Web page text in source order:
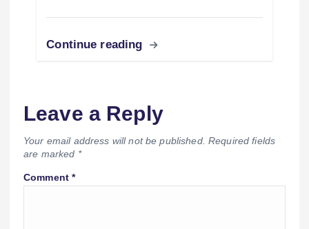
Continue reading
Leave a Reply
Your email address will not be published. Required fields
are marked *
Comment*